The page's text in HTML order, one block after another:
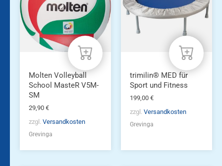
Molten Volleyball
School MasteR V5M-
SM
29,90 €
zzgl. Versandkosten
Grevinga
trimilin® MED für
Sport und Fitness
199,00 €
zzgl. Versandkosten
Grevinga